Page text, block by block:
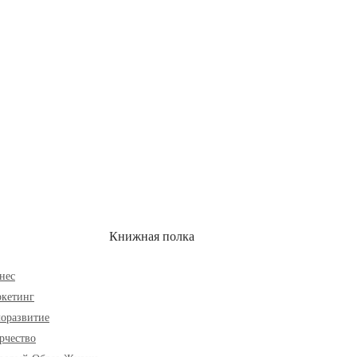
Книжная полка